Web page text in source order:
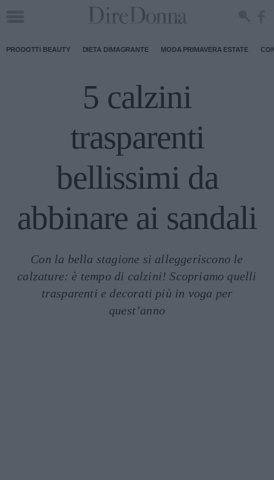
PRODOTTI BEAUTY DIETA DIMAGRANTE MODA PRIMAVERA ESTATE
5 calzini
trasparenti
bellissimi da
abbinare ai sandali
Con la bella stagione si alleggeriscono le
calzature: è tempo di calzini! Scopriamo quelli
trasparenti e decorati più in voga per
quest’anno